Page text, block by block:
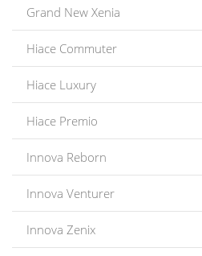
Grand New Xenia
Hiace Commuter
Hiace Luxury
Hiace Premio
Innova Reborn
Innova Venturer
Innova Zenix